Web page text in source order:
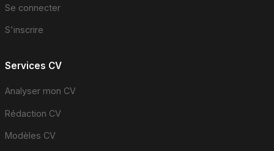
Se connecter
S'inscrire
Services CV
Analyser mon CV
Rédaction CV
Modèles CV